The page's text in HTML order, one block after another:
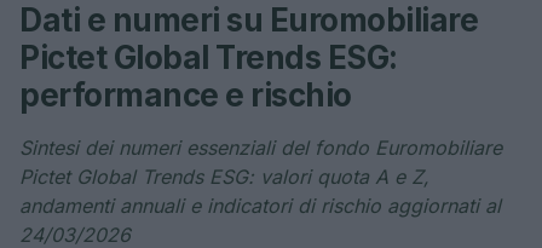
Dati e numeri su Euromobiliare
Pictet Global Trends ESG:
performance e rischio
Sintesi dei numeri essenziali del fondo Euromobiliare
Pictet Global Trends ESG: valori quota A e Z,
andamenti annuali e indicatori di rischio aggiornati al
24/03/2026